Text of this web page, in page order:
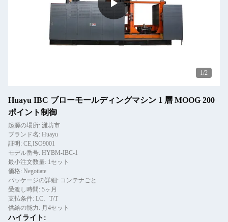
1/2
Huayu IBC ブローモールディングマシン 1 層 MOOG 200
ポイント制御
起源の場所: 濰坊市
ブランド名: Huayu
証明: CE,ISO9001
モデル番号: HYBM-IBC-1
最小注文数量: 1セット
価格: Negotiate
パッケージの詳細: コンテナごと
受渡し時間: 5ヶ月
支払条件: LC、T/T
供給の能力: 月4セット
ハイライト: